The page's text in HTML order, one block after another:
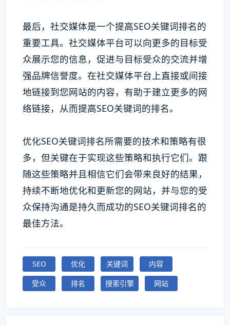
最后，社交媒体是一个提高SEO关键词排名的
重要工具。社交媒体平台可以向更多的目标受
众展示您的信息，促进与目标受众的交流并增
强品牌信誉度。在社交媒体平台上直接或间接
地链接到您网站的内容，有助于建立更多的网
络链接，从而提高SEO关键词的排名。
优化SEO关键词排名所需要的技术和策略有很
多，但关键在于实现这些策略和执行它们。跟
随这些策略并且相信它们会带来良好的结果，
持续不断地优化和更新您的网站，并与您的受
众保持沟通是持久而成功的SEO关键词排名的
最佳方法。
SEO 优化 关键词
内容
受众
排名 搜索引擎 网站